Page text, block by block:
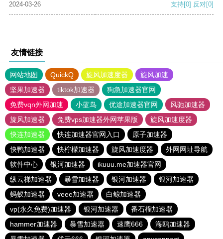
2024-03-26 支持[0] 反对[0]
友情链接
网站地图 QuickQ 旋风加速度器
旋风加速
坚果加速器
tiktok加速器
狗急加速器官网
免费vqn外网加速
小蓝鸟 优途加速器官网
风驰加速器
旋风加速器
免费vps加速器外网苹果版
旋风加速度器
快连加速器
快连加速器官网入口
原子加速器
快鸭加速器
快柠檬加速器 旋风加速度器
外网网址导航
软件中心
银河加速器
ikuuu.me加速器官网
纵云梯加速器
暴雪加速器 银河加速器
银河加速器
蚂蚁加速器
veee加速器
白鲸加速器
vp(永久免费)加速器
银河加速器
番石榴加速器
hammer加速器
暴雪加速器 速鹰666
海鸥加速器